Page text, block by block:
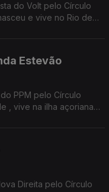
do Volt pelo Círculo
e vive no Rio de
Estevão
PPM pelo Círculo
, vive na ilha açoriana
Direita pelo Círculo